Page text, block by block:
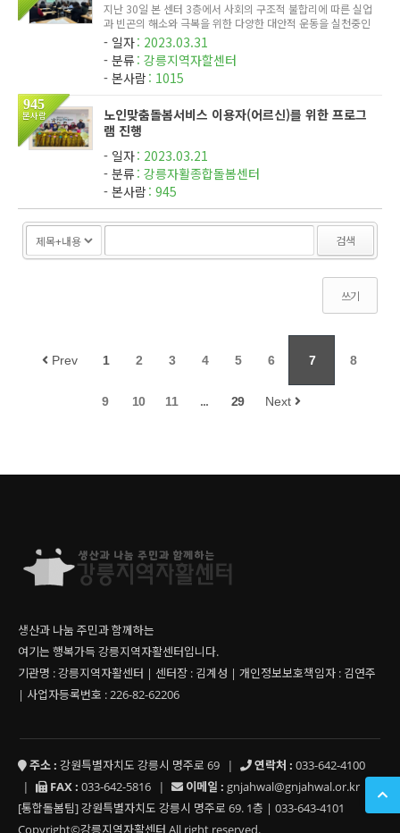
지난 30일 본 센터 3층에서 사회의 구조적 불합리에 따른 실업
과 빈곤의 해소와 극복을 위한 다양한 대안적 운동을 실천중인
사단법인 '함께사는 세상'의 총회가 진행되었다. 총회는 법인
산하 센터들의 예결산등을 승인하고, 합리적인 운영을 위한 추
가임원의...
일자 2023.03.31
분류 강릉지역자할센터
본사람 1015
945
본사람
노인맞춤돌봄서비스 이용자(어르신)를 위한 프로그
램 진행
일자 2023.03.21
분류 강릉자활종합돌봄센터
본사람 945
검색
쓰기
Prev 1 2 3 4 5 6 7 8
9 10 11 ... 29 Next
생산과 나눔 주민과 함께하는
여기는 행복가득 강릉지역자활센터입니다.
기관명 : 강릉지역자활센터 | 센터장 : 김계성 | 개인정보보호책임자 : 김연주
| 사업자등록번호 : 226-82-62206
주소 : 강원특별자치도 강릉시 명주로 69 | 연락처 : 033-642-4100
|
FAX : 033-642-5816 | 이메일 : gnjahwal@gnjahwal.or.kr
[통합돌봄팀] 강원특별자치도 강릉시 명주로 69. 1층 | 033-643-4101
Copyright©강릉지역자활센터 All right reserved.